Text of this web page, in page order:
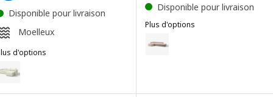
Disponible pour livraison
Moelleux
d'options
: VIMLE, Canapé 3 places, avec méridienne/Gunnared beige
: VIMLE, Canapé 3 places, avec méridienne/Gunnared gris
Disponible pour livraison
Plus d'options